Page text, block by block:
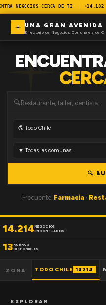
NEGOCIOS CERCA DE TI 14.182
UNA GRAN AVENIDA
Directorio de Negocios Comunales de
🔍
🔍
Frecuente: Farmacia ·
14.214NEGOCIOS
ENCONTRADOS
13RUBROS
DISPONIBLES
ZONA TODO CHILE 14214
EXPLORAR